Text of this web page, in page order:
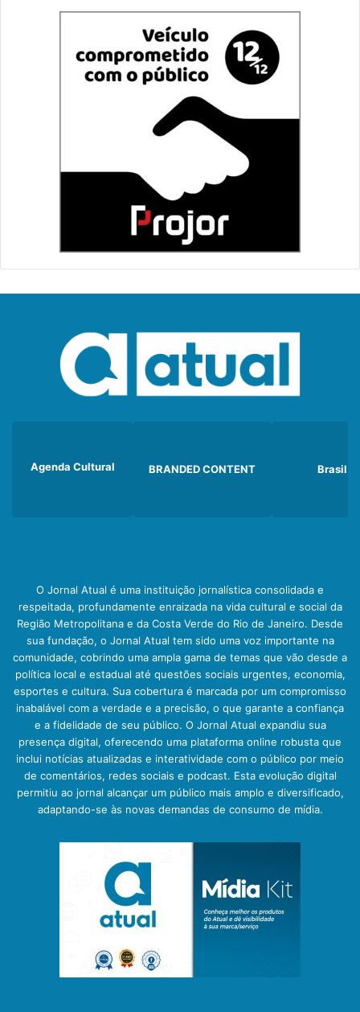
Agenda Cultural BRANDED CONTENT Brasil
O Jornal Atual é uma instituição jornalística consolidada e
respeitada, profundamente enraizada na vida cultural e social da
Região Metropolitana e da Costa Verde do Rio de Janeiro. Desde
sua fundação, o Jornal Atual tem sido uma voz importante na
comunidade, cobrindo uma ampla gama de temas que vão desde a
política local e estadual até questões sociais urgentes, economia,
esportes e cultura. Sua cobertura é marcada por um compromisso
inabalável com a verdade e a precisão, o que garante a confiança
e a fidelidade de seu público. O Jornal Atual expandiu sua
presença digital, oferecendo uma plataforma online robusta que
inclui notícias atualizadas e interatividade com o público por meio
de comentários, redes sociais e podcast. Esta evolução digital
permitiu ao jornal alcançar um público mais amplo e diversificado,
adaptando-se às novas demandas de consumo de mídia.